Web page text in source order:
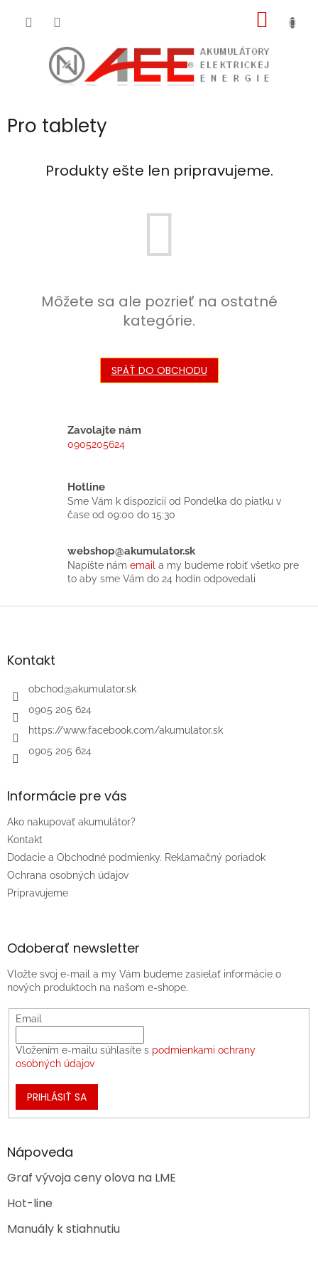
Pro tablety
Produkty ešte len pripravujeme.
Môžete sa ale pozrieť na ostatné
kategórie.
SPÄŤ DO OBCHODU
Zavolajte nám
0905205624
Hotline
Sme Vám k dispozícií od Pondelka do piatku v
čase od 09:00 do 15:30
webshop@akumulator.sk
Napíšte nám email a my budeme robiť všetko pre
to aby sme Vám do 24 hodín odpovedali
Z
äKontakt
obchod@akumulator.sk
0905 205 624
https://www.facebook.com/akumulator.sk
0905 205 624
Informácie pre vás
Ako nakupovať akumulátor?
Kontakt
Dodacie a Obchodné podmienky. Reklamačný poriadok
Ochrana osobných údajov
Pripravujeme
Odoberať newsletter
Vložte svoj e-mail a my Vám budeme zasielať informácie o
nových produktoch na našom e-shope.
Email
Vložením e-mailu súhlasíte s podmienkami ochrany
osobných údajov
PRIHLÁSIŤ SA
Nápoveda
Graf vývoja ceny olova na LME
Hot-line
Manuály k stiahnutiu